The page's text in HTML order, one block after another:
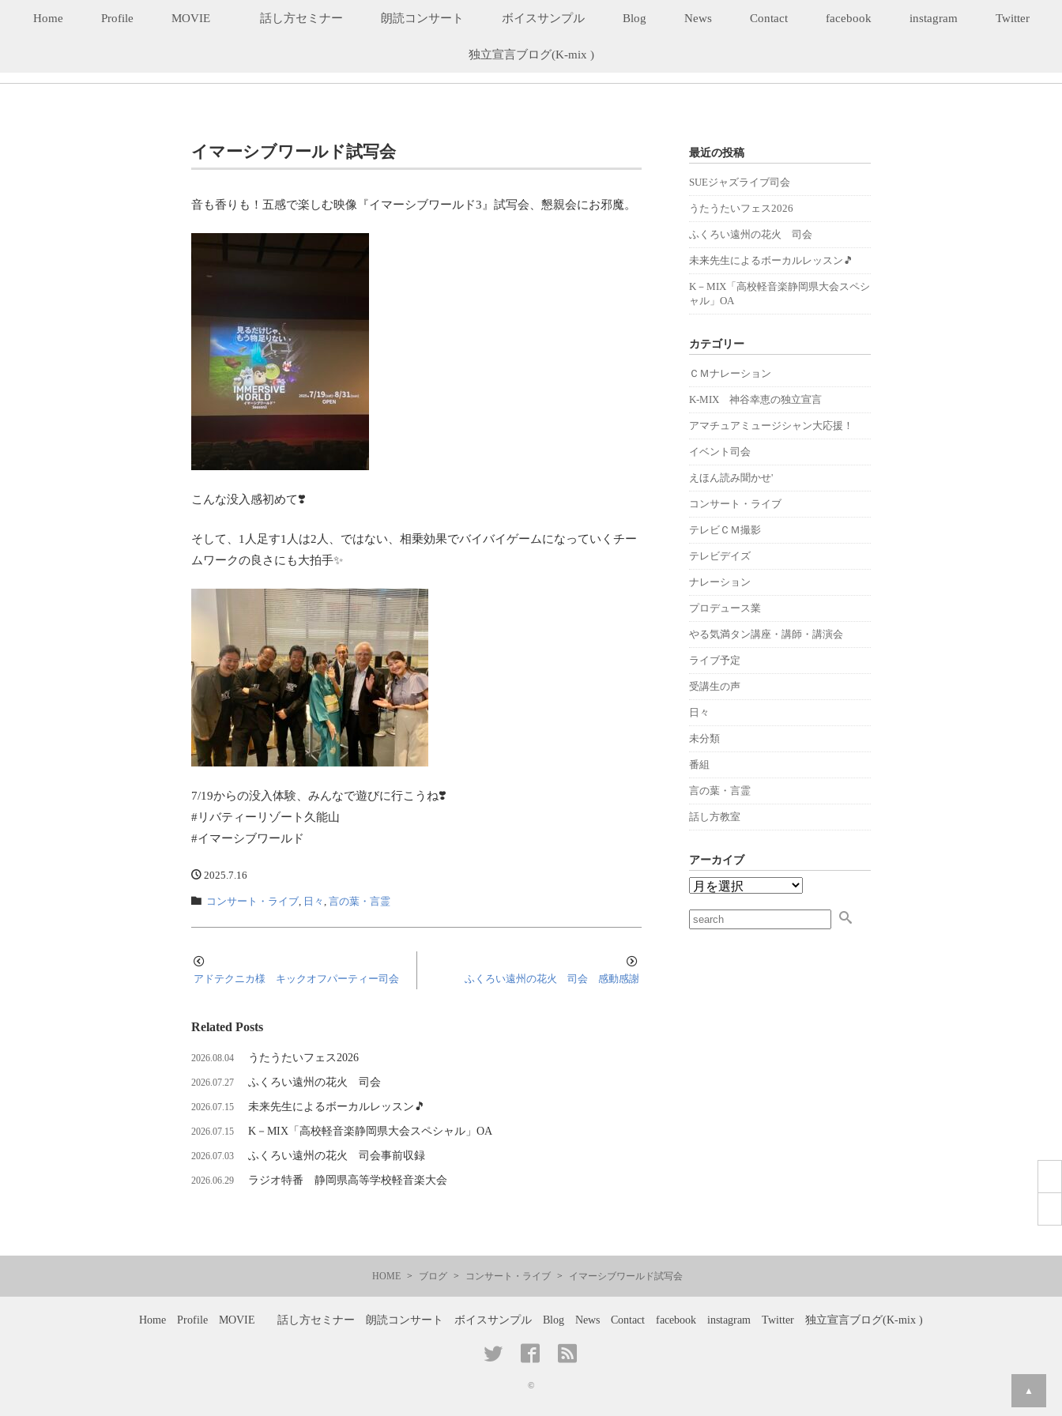
Home Profile MOVIE 話し方セミナー 朗読コンサート ボイスサンプル Blog News Contact facebook instagram Twitter
独立宣言ブログ(K-mix )
イマーシブワールド試写会
音も香りも！五感で楽しむ映像『イマーシブワールド3』試写会、懇親会にお邪魔。
こんな没入感初めて❣️
そして、1人足す1人は2人、ではない、相乗効果でバイバイゲームになっていくチー
ムワークの良さにも大拍手✨
7/19からの没入体験、みんなで遊びに行こうね❣️
#リバティーリゾート久能山
#イマーシブワールド
2025.7.16
コンサート・ライブ, 日々 , 言の葉・言霊
アドテクニカ様 キックオフパーティー司会 ふくろい遠州の花火 司会 感動感謝
Related Posts
2026.08.04 うたうたいフェス2026
2026.07.27 ふくろい遠州の花火 司会
2026.07.15 未来先生によるボーカルレッスン🎵
2026.07.15 K－MIX「高校軽音楽静岡県大会スペシャル」OA
2026.07.03 ふくろい遠州の花火 司会事前収録
2026.06.29 ラジオ特番 静岡県高等学校軽音楽大会
最近の投稿
SUEジャズライブ司会
うたうたいフェス2026
ふくろい遠州の花火 司会
未来先生によるボーカルレッスン🎵
K－MIX「高校軽音楽静岡県大会スペシ
ャル」OA
カテゴリー
ＣＭナレーション
K-MIX 神谷幸恵の独立宣言
アマチュアミュージシャン大応援！
イベント司会
えほん読み聞かせ'
コンサート・ライブ
テレビＣＭ撮影
テレビデイズ
ナレーション
プロデュース業
やる気満タン講座・講師・講演会
ライブ予定
受講生の声
日々
未分類
番組
言の葉・言霊
話し方教室
アーカイブ
HOME ブログ コンサート・ライブ イマーシブワールド試写会
Home Profile MOVIE 話し方セミナー 朗読コンサート ボイスサンプル Blog News Contact facebook instagram Twitter 独立宣言ブログ(K-mix )
©
▲